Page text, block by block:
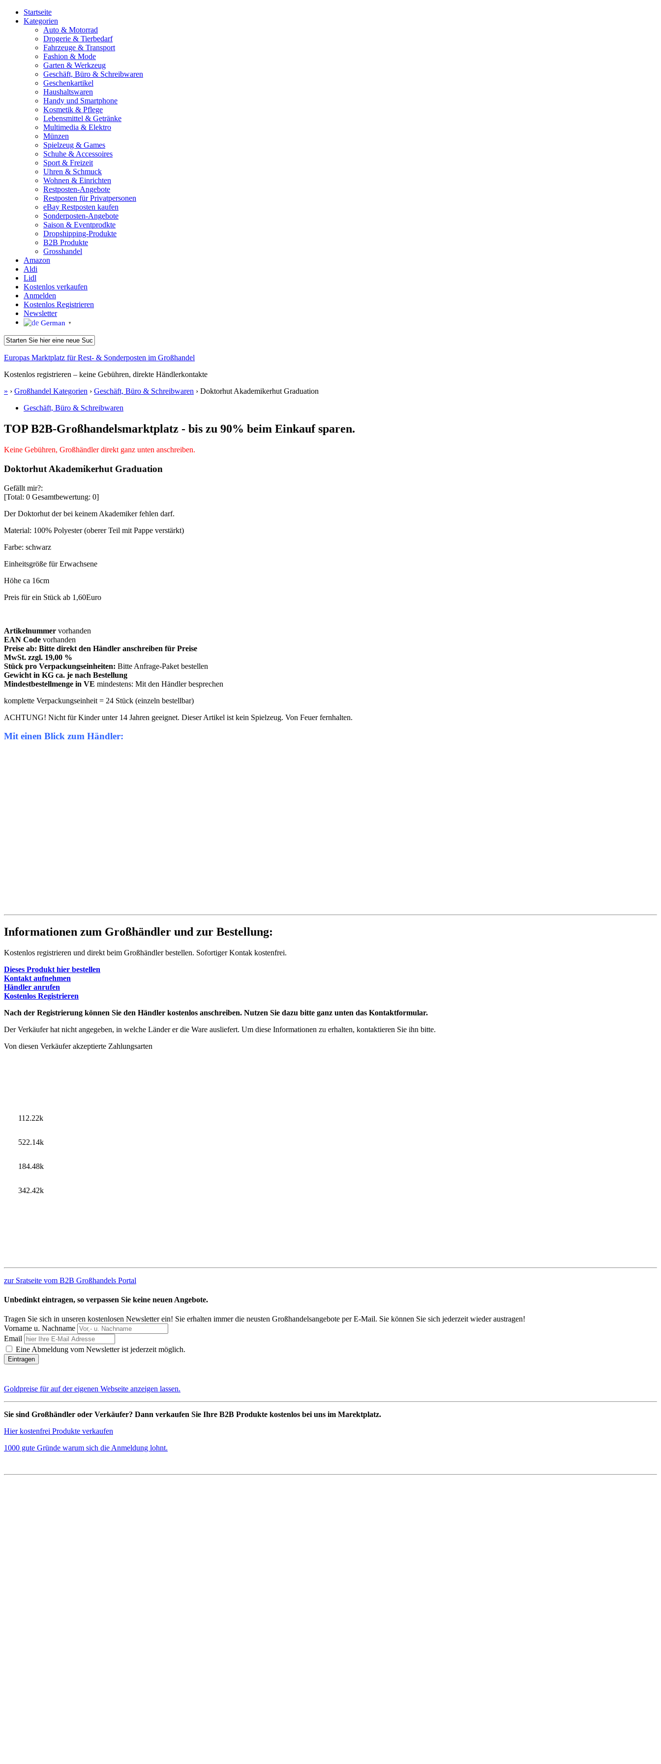
Startseite
Kategorien
Auto & Motorrad
Drogerie & Tierbedarf
Fahrzeuge & Transport
Fashion & Mode
Garten & Werkzeug
Geschäft, Büro & Schreibwaren
Geschenkartikel
Haushaltswaren
Handy und Smartphone
Kosmetik & Pflege
Lebensmittel & Getränke
Multimedia & Elektro
Münzen
Spielzeug & Games
Schuhe & Accessoires
Sport & Freizeit
Uhren & Schmuck
Wohnen & Einrichten
Restposten-Angebote
Restposten für Privatpersonen
eBay Restposten kaufen
Sonderposten-Angebote
Saison & Eventprodkte
Dropshipping-Produkte
B2B Produkte
Grosshandel
Amazon
Aldi
Lidl
Kostenlos verkaufen
Anmelden
Kostenlos Registrieren
Newsletter
German ▼
Europas Marktplatz für Rest- & Sonderposten im Großhandel
Kostenlos registrieren – keine Gebühren, direkte Händlerkontakte
» › Großhandel Kategorien › Geschäft, Büro & Schreibwaren › Doktorhut Akademikerhut Graduation
Geschäft, Büro & Schreibwaren
TOP B2B-Großhandelsmarktplatz - bis zu 90% beim Einkauf sparen.
Keine Gebühren, Großhändler direkt ganz unten anschreiben.
Doktorhut Akademikerhut Graduation
Gefällt mir?:
[Total: 0 Gesamtbewertung: 0]
Der Doktorhut der bei keinem Akademiker fehlen darf.
Material: 100% Polyester (oberer Teil mit Pappe verstärkt)
Farbe: schwarz
Einheitsgröße für Erwachsene
Höhe ca 16cm
Preis für ein Stück ab 1,60Euro
Artikelnummer vorhanden
EAN Code vorhanden
Preise ab: Bitte direkt den Händler anschreiben für Preise
MwSt. zzgl. 19,00 %
Stück pro Verpackungseinheiten: Bitte Anfrage-Paket bestellen
Gewicht in KG ca. je nach Bestellung
Mindestbestellmenge in VE mindestens: Mit den Händler besprechen
komplette Verpackungseinheit = 24 Stück (einzeln bestellbar)
ACHTUNG! Nicht für Kinder unter 14 Jahren geeignet. Dieser Artikel ist kein Spielzeug. Von Feuer fernhalten.
Mit einen Blick zum Händler:
Informationen zum Großhändler und zur Bestellung:
Kostenlos registrieren und direkt beim Großhändler bestellen. Sofortiger Kontak kostenfrei.
Dieses Produkt hier bestellen
Kontakt aufnehmen
Händler anrufen
Kostenlos Registrieren
Nach der Registrierung können Sie den Händler kostenlos anschreiben. Nutzen Sie dazu bitte ganz unten das Kontaktformular.
Der Verkäufer hat nicht angegeben, in welche Länder er die Ware ausliefert. Um diese Informationen zu erhalten, kontaktieren Sie ihn bitte.
Von diesen Verkäufer akzeptierte Zahlungsarten
zur Sratseite vom B2B Großhandels Portal
Unbedinkt eintragen, so verpassen Sie keine neuen Angebote.
Tragen Sie sich in unseren kostenlosen Newsletter ein! Sie erhalten immer die neusten Großhandelsangebote per E-Mail. Sie können Sie sich jederzeit wieder austragen!
Vorname u. Nachname
Email
Eine Abmeldung vom Newsletter ist jederzeit möglich.
Goldpreise für auf der eigenen Webseite anzeigen lassen.
Sie sind Großhändler oder Verkäufer? Dann verkaufen Sie Ihre B2B Produkte kostenlos bei uns im Marektplatz.
Hier kostenfrei Produkte verkaufen
1000 gute Gründe warum sich die Anmeldung lohnt.
112.22k
522.14k
184.48k
342.42k